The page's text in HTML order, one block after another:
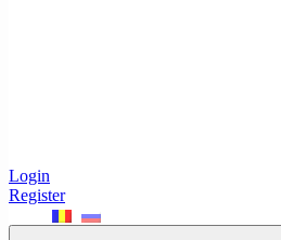
Login
Register